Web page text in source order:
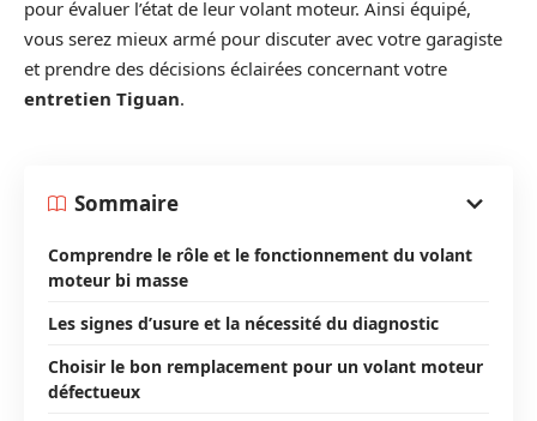
pour évaluer l’état de leur volant moteur. Ainsi équipé,
vous serez mieux armé pour discuter avec votre garagiste
et prendre des décisions éclairées concernant votre
entretien Tiguan.
Sommaire
Comprendre le rôle et le fonctionnement du volant
moteur bi masse
Les signes d’usure et la nécessité du diagnostic
Choisir le bon remplacement pour un volant moteur
défectueux